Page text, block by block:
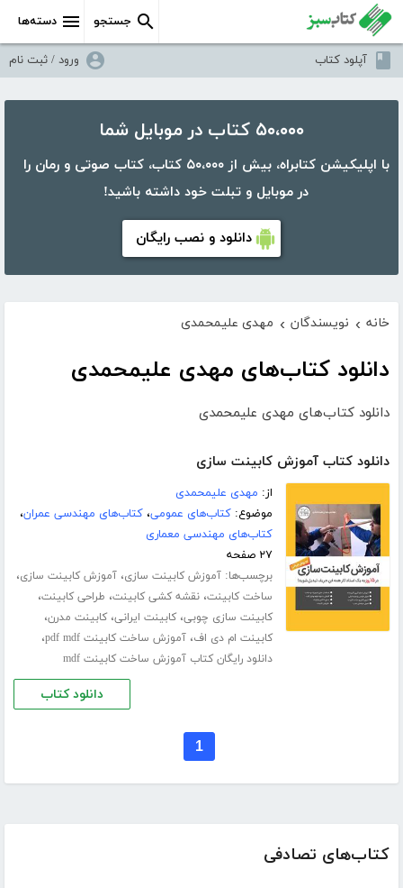
دسته‌ها جستجو
آپلود کتاب ورود / ثبت نام
۵۰،۰۰۰ کتاب در موبایل شما
با اپلیکیشن کتابراه، بیش از ۵۰،۰۰۰ کتاب، کتاب صوتی و رمان را
در موبایل و تبلت خود داشته باشید!
دانلود و نصب رایگان
کتاب‌های تصادفی
خانه › نویسندگان › مهدی علیمحمدی
دانلود کتاب‌های مهدی علیمحمدی
دانلود کتاب‌های مهدی علیمحمدی
دانلود کتاب آموزش کابینت سازی
از: مهدی علیمحمدی
موضوع:کتاب‌های عمومی،کتاب‌های مهندسی عمران،
کتاب‌های مهندسی معماری
۲۷ صفحه
برچسب‌ها:آموزش کابینت سازی،آموزش کابینت سازی،
ساخت کابینت،نقشه کشی کابینت، طراحی کابینت،
کابینت سازی چوبی،کابینت ایرانی،کابینت مدرن،
کابینت ام دی اف،آموزش ساخت کابینت pdf mdf ،
دانلود رایگان کتاب آموزش ساخت کابینت mdf
دانلود کتاب
1